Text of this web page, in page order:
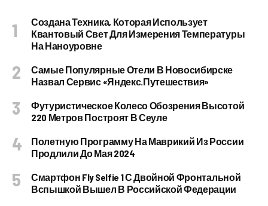
Создана Техника, Которая Использует
Квантовый Свет Для Измерения Температуры
На Наноуровне
Самые Популярные Отели В Новосибирске
Назвал Сервис «Яндекс.Путешествия»
Футуристическое Колесо Обозрения Высотой
220 Метров Построят В Сеуле
Полетную Программу На Маврикий Из России
Продлили До Мая 2024
Смартфон Fly Selfie 1 С Двойной Фронтальной
Вспышкой Вышел В Российской Федерации